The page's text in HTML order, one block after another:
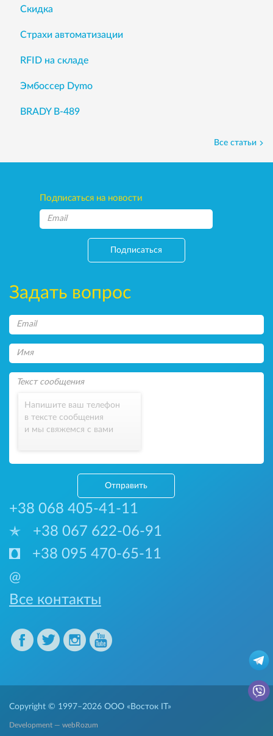
Скидка
Страхи автоматизации
RFID на складе
Эмбоссер Dymo
BRADY B-489
Все статьи
Подписаться на новости
Подписаться
Задать вопрос
Напишите ваш телефон
в тексте сообщения
и мы свяжемся с вами
Отправить
+38 068 405-41-11
+38 067 622-06-91
+38 095 470-65-11
@
Все контакты
Copyright © 1997–2026 ООО «Восток IT»
Development — webRozum